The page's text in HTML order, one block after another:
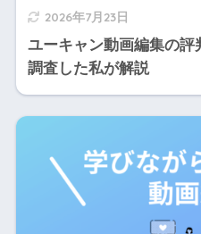
2026年7月23日
ユーキャン動画編集の評
調査した私が解説